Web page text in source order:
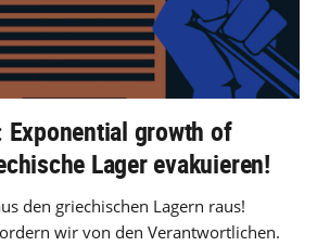
Exponential growth of
Lager evakuieren!
den griechischen Lagern raus!
wir von den Verantwortlichen.